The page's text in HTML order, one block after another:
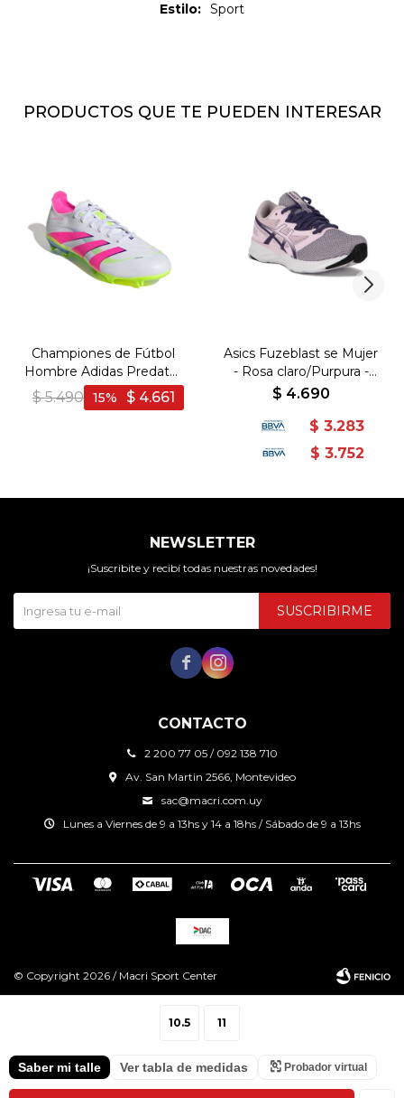
10.5 11
Saber mi talle Ver tabla de medidas Probador virtual
Estilo
Sport
PRODUCTOS QUE TE PUEDEN INTERESAR
Championes de Fútbol
Hombre Adidas Predator
League FG/MG - Blanco-
Rosado
$ 5.490 $ 4.661
15
Asics Fuzeblast se Mujer
- Rosa claro/Purpura -
Rosa Claro-Purpura
$ 4.690
$ 3.283
$ 3.752
CONTACTO
2 200 77 05 / 092 138 710
Av. San Martin 2566, Montevideo
sac@macri.com.uy
Lunes a Viernes de 9 a 13hs y 14 a 18hs / Sábado de 9 a 13hs
NEWSLETTER
¡Suscribite y recibí todas nuestras novedades!
SUSCRIBIRME
 
© Copyright 2026 / Macri Sport Center